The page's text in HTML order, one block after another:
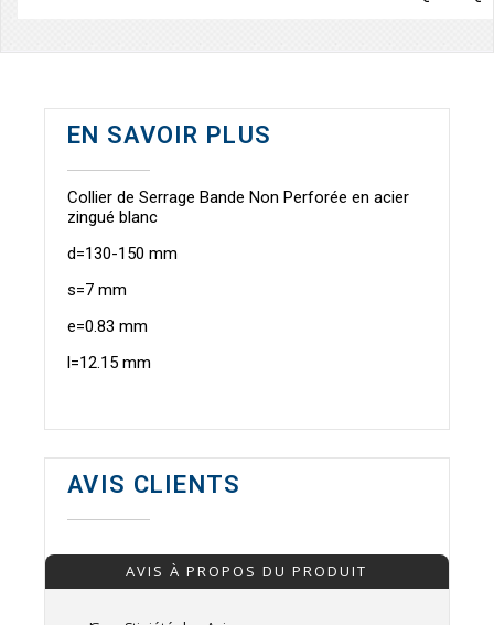
EN SAVOIR PLUS
Collier de Serrage Bande Non Perforée en acier
zingué blanc
d=130-150 mm
s=7 mm
e=0.83 mm
l=12.15 mm
AVIS CLIENTS
AVIS À PROPOS DU PRODUIT